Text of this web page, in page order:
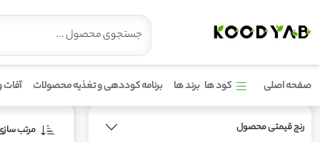
صفحه اصلی کود ها برند ها برنامه کوددهی و تغذیه محصولات آفات
رنج قیمتی محصول مرتب‌